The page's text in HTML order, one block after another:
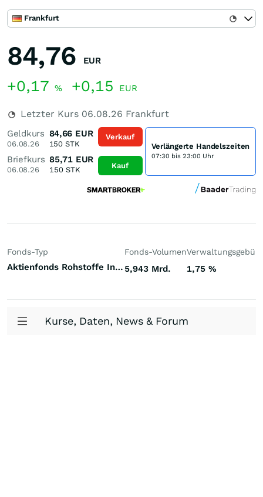
Frankfurt
84,76 EUR
+0,17 % +0,15 EUR
Letzter Kurs 06.08.26 Frankfurt
Geldkurs
06.08.26
84,66 EUR
150 STK
Briefkurs
06.08.26
85,71 EUR
150STK
Verkauf
Kauf
Verlängerte Handelszeiten
07:30 bis 23:00 Uhr
Fonds-Typ
Aktienfonds Rohstoffe Industriemetalle Welt
Fonds-Volumen
5,943 Mrd. 1,75 %
Kurse, Daten, News & Forum